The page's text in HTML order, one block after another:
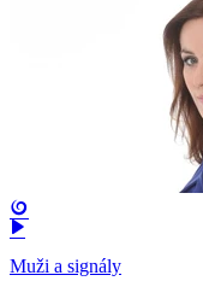
Muži a signály